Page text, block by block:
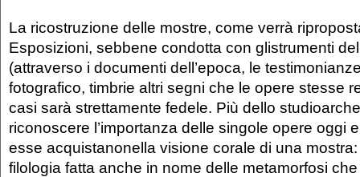
La ricostruzione delle mostre, come verrà
Esposizioni, sebbene condotta con glistrumenti
(attraverso i documenti dell’epoca, le
fotografico, timbrie altri segni che le opere stesse
casi sarà strettamente fedele. Più dello
riconoscere l’importanza delle singole opere oggi
esse acquistanonella visione corale di una
filologia fatta anche in nome delle metamorfosi